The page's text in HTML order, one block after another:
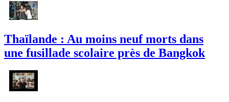
Thaïlande : Au moins neuf morts dans
une fusillade scolaire près de Bangkok